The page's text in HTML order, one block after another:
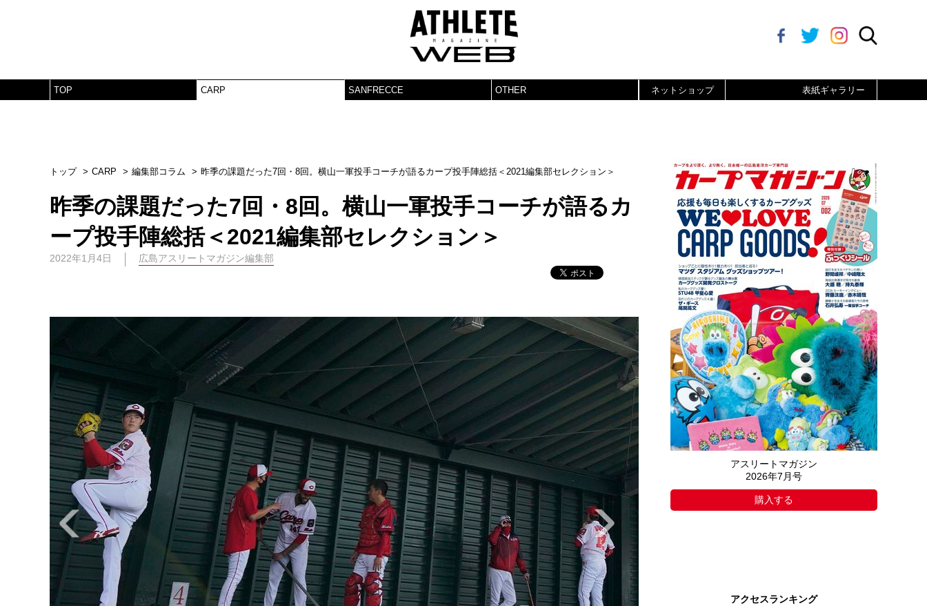
TOP CARP SANFRECCE OTHER ネットショップ 表紙ギャラリー
トップ CARP 編集部コラム 昨季の課題だった7回・8回。横山一軍投手コーチが語るカープ投手陣総括＜2021編集部セレクション＞
昨季の課題だった7回・8回。横山一軍投手コーチが語るカ
ープ投手陣総括＜2021編集部セレクション＞
2022年1月4日 広島アスリートマガジン編集部
アスリートマガジン
2026年7月号
購入する
アクセスランキング